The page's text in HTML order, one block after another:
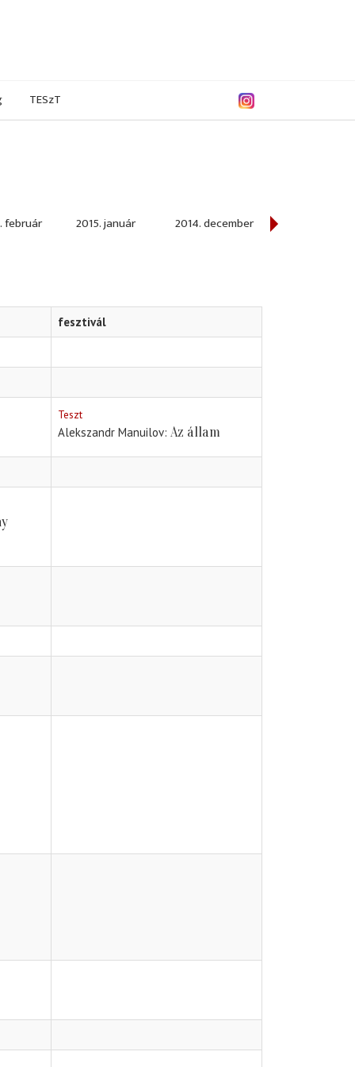
TESzT
február 2015. január 2014. december 2014. november
fesztivál
Teszt
Alekszandr Manuilov Az állam